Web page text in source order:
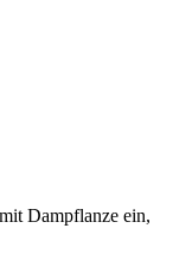
Dampflanze ein,